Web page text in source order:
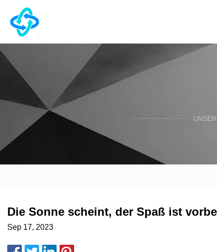
Die Sonne scheint, der Spaß ist
Sep 17, 2023